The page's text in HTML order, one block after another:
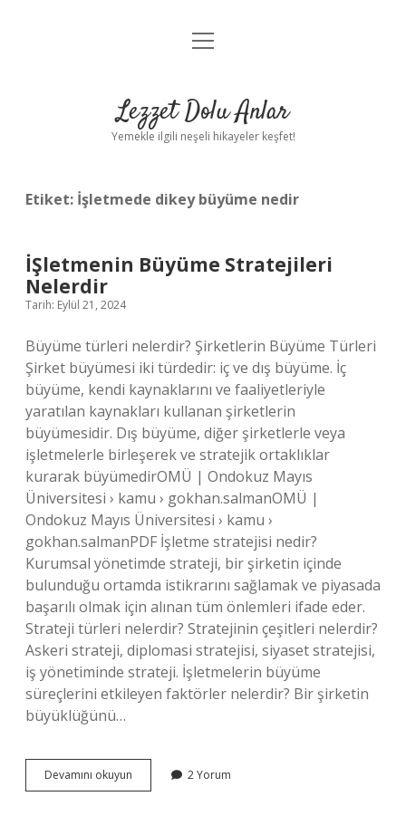
Anasayfa
Yasal Uyarı
menüyü
Lezzet Dolu Anlar
Yemekle ilgili neşeli hikayeler keşfet!
Etiket: İşletmede dikey büyüme nedir
İŞletmenin Büyüme Stratejileri
Nelerdir
Tarih: Eylül 21, 2024
Büyüme türleri nelerdir? Şirketlerin Büyüme Türleri
Şirket büyümesi iki türdedir: iç ve dış büyüme. İç
büyüme, kendi kaynaklarını ve faaliyetleriyle
yaratılan kaynakları kullanan şirketlerin
büyümesidir. Dış büyüme, diğer şirketlerle veya
işletmelerle birleşerek ve stratejik ortaklıklar
kurarak büyümedirOMÜ | Ondokuz Mayıs
Üniversitesi › kamu › gokhan.salmanOMÜ |
Ondokuz Mayıs Üniversitesi › kamu ›
gokhan.salmanPDF İşletme stratejisi nedir?
Kurumsal yönetimde strateji, bir şirketin içinde
bulunduğu ortamda istikrarını sağlamak ve piyasada
başarılı olmak için alınan tüm önlemleri ifade eder.
Strateji türleri nelerdir? Stratejinin çeşitleri nelerdir?
Askeri strateji, diplomasi stratejisi, siyaset stratejisi,
iş yönetiminde strateji. İşletmelerin büyüme
süreçlerini etkileyen faktörler nelerdir? Bir şirketin
büyüklüğünü…
Devamını okuyun İŞletmenin
Büyüme
2 Yorum